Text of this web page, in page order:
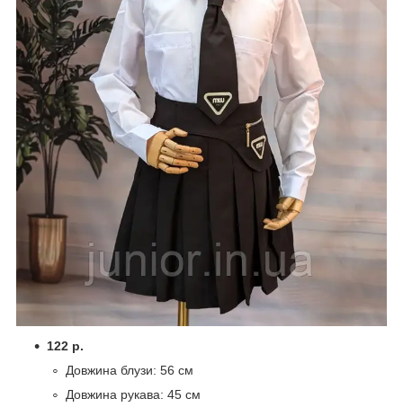
122 р.
Довжина блузи: 56 см
Довжина рукава: 45 см